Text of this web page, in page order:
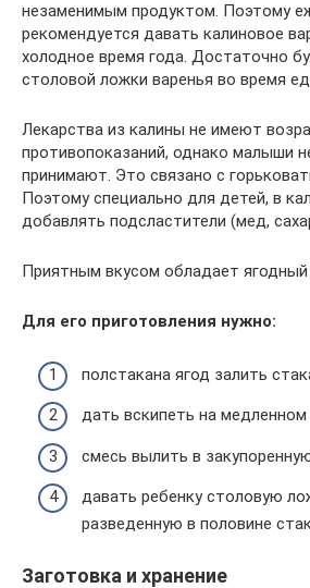
незаменимым продуктом. Поэтому
рекомендуется давать калиновое
холодное время года. Достаточно
столовой ложки варенья во время
Лекарства из калины не имеют
противопоказаний, однако малыши
принимают. Это связано с
Поэтому специально для детей, в
добавлять подсластители (мед,
Приятным вкусом обладает ягодный
Для его приготовления нужно:
полстакана ягод залить
дать вскипеть на медленном
смесь вылить в
давать ребенку столовую
разведенную в половине
Заготовка и хранение